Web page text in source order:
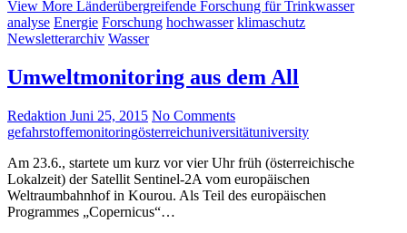
View More Länderübergreifende Forschung für Trinkwasser
analyse Energie Forschung hochwasser klimaschutz
Newsletterarchiv Wasser
Umweltmonitoring aus dem All
Redaktion Juni 25, 2015 No Comments
gefahrstoffemonitoringösterreichuniversitätuniversity
Am 23.6., startete um kurz vor vier Uhr früh (österreichische
Lokalzeit) der Satellit Sentinel-2A vom europäischen
Weltraumbahnhof in Kourou. Als Teil des europäischen
Programmes „Copernicus“…